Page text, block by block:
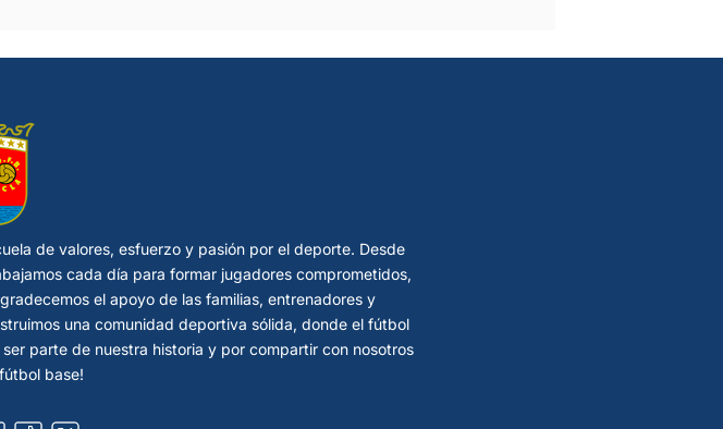
de valores, esfuerzo y pasión por el deporte. Desde
cada día para formar jugadores comprometidos,
el apoyo de las familias, entrenadores y
una comunidad deportiva sólida, donde el fútbol
parte de nuestra historia y por compartir con nosotros
base!